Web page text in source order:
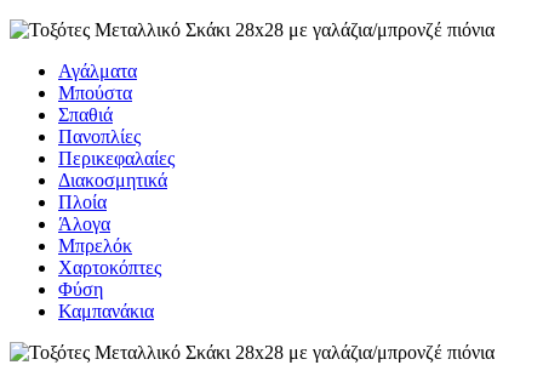
Αγάλματα
Μπούστα
Σπαθιά
Πανοπλίες
Περικεφαλαίες
Διακοσμητικά
Πλοία
Άλογα
Μπρελόκ
Χαρτοκόπτες
Φύση
Καμπανάκια